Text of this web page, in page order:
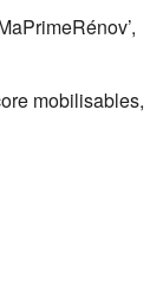
mobilisables,